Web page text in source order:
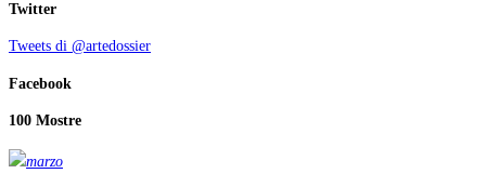
Twitter
Tweets di @artedossier
Facebook
100 Mostre
marzo